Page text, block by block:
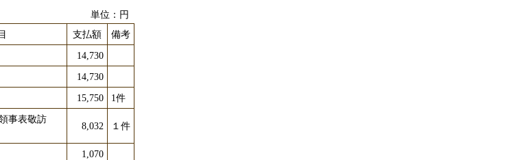
単位：円
支払額
備考
14,730
14,730
15,750 1件
事表敬訪
8,032 １件
1,070